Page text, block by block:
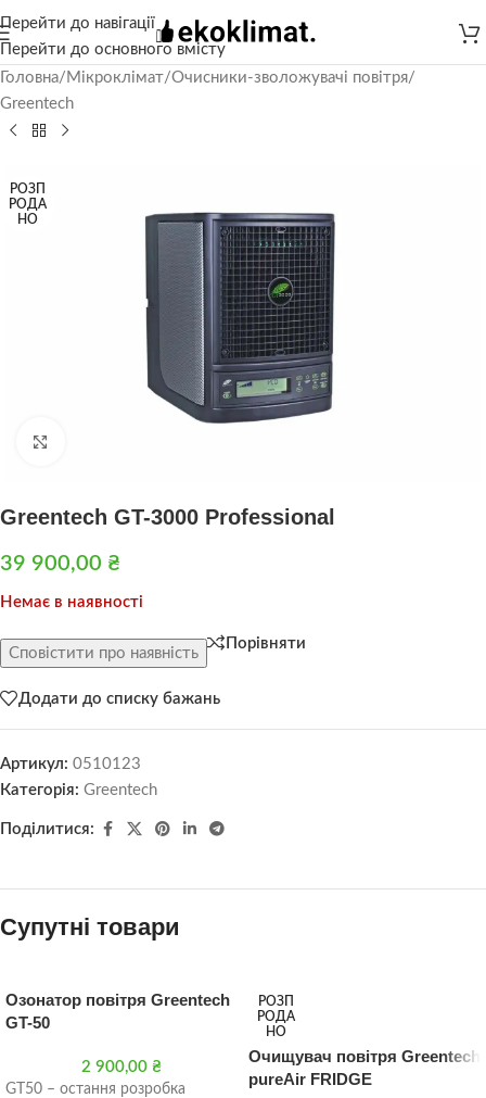
Перейти до навігації
Перейти до основного вмісту
Головна/ Мікроклімат/Очисники-зволожувачі повітря/
Greentech
РОЗП
РОДА
НО
Greentech GT-3000 Professional
39 900,00 ₴
Немає в наявності
Сповістити про наявність
Порівняти
Додати до списку бажань
Артикул: 0510123
Категорія: Greentech
Поділитися:
Супутні товари
Озонатор повітря Greentech
GT-50
2 900,00 ₴
GT50 – остання розробка
РОЗП
РОДА
НО
Очищувач повітря Greentech
pureAir FRIDGE